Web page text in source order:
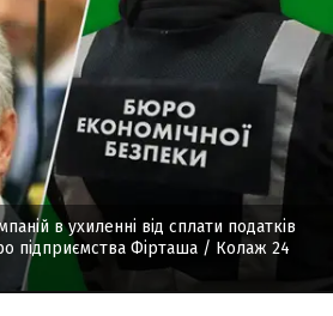
в ухиленні від сплати податків
підприємства Фірташа / Колаж 24